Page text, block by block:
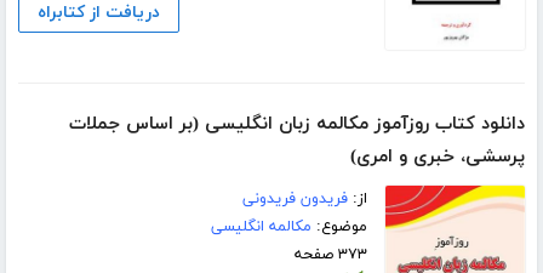
دریافت از کتابراه
دانلود کتاب روزآموز مکالمه زبان انگلیسی (بر اساس جملات
پرسشی، خبری و امری)
از:فریدون فریدونی
موضوع: مکالمه انگلیسی
۳۷۳ صفحه